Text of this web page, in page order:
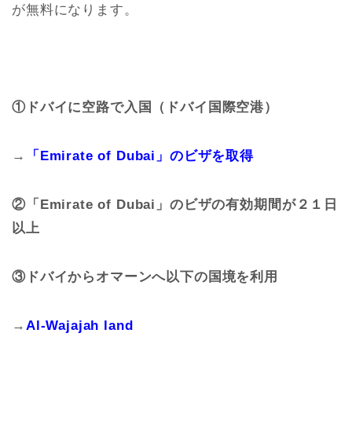
が無料になります。
①ドバイに空路で入国（ドバイ国際空港）
→ 「Emirate of Dubai」のビザを取得
②「Emirate of Dubai」のビザの有効期間が２１日
以上
③ドバイからオマーンへ以下の国境を利用
→ Al-Wajajah land